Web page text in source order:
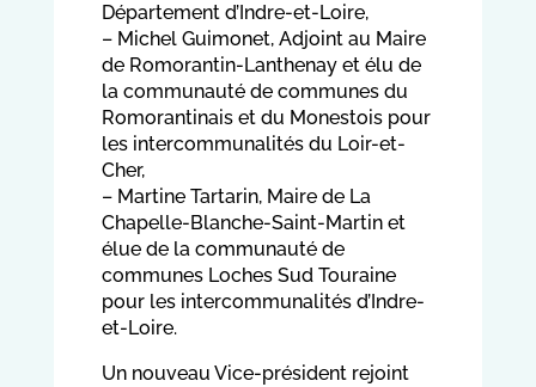
Département d’Indre-et-Loire,
– Michel Guimonet, Adjoint au Maire
de Romorantin-Lanthenay et élu de
la communauté de communes du
Romorantinais et du Monestois pour
les intercommunalités du Loir-et-
Cher,
– Martine Tartarin, Maire de La
Chapelle-Blanche-Saint-Martin et
élue de la communauté de
communes Loches Sud Touraine
pour les intercommunalités d’Indre-
et-Loire.
Un nouveau Vice-président rejoint